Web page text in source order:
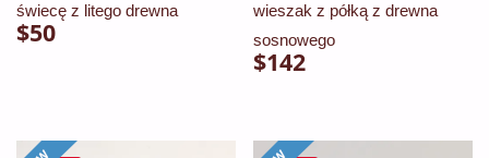
świecę z litego drewna
$50
wieszak z półką z drewna
sosnowego
$142